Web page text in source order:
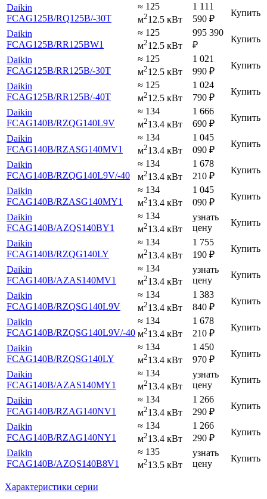
Daikin
FCAG125B/RQ125B/-30T
≈ 125
м212.5 кВт
1 111
590 ₽
Купить
Daikin
FCAG125B/RR125BW1
≈ 125
м212.5 кВт
995 390
₽
Купить
Daikin
FCAG125B/RR125B/-30T
≈ 125
м212.5 кВт
1 021
990 ₽
Купить
Daikin
FCAG125B/RR125B/-40T
≈ 125
м212.5 кВт
1 024
790 ₽
Купить
Daikin
FCAG140B/RZQG140L9V
≈ 134
м213.4 кВт
1 666
690 ₽
Купить
Daikin
FCAG140B/RZASG140MV1
≈ 134
м213.4 кВт
1 045
090 ₽
Купить
Daikin
FCAG140B/RZQG140L9V/-40
≈ 134
м213.4 кВт
1 678
210 ₽
Купить
Daikin
FCAG140B/RZASG140MY1
≈ 134
м213.4 кВт
1 045
090 ₽
Купить
Daikin
FCAG140B/AZQS140BY1
≈ 134
м213.4 кВт
узнать
цену
Купить
Daikin
FCAG140B/RZQG140LY
≈ 134
м213.4 кВт
1 755
190 ₽
Купить
Daikin
FCAG140B/AZAS140MV1
≈ 134
м213.4 кВт
узнать
цену
Купить
Daikin
FCAG140B/RZQSG140L9V
≈ 134
м213.4 кВт
1 383
840 ₽
Купить
Daikin
FCAG140B/RZQSG140L9V/-40
≈ 134
м213.4 кВт
1 678
210 ₽
Купить
Daikin
FCAG140B/RZQSG140LY
≈ 134
м213.4 кВт
1 450
970 ₽
Купить
Daikin
FCAG140B/AZAS140MY1
≈ 134
м213.4 кВт
узнать
цену
Купить
Daikin
FCAG140B/RZAG140NV1
≈ 134
м213.4 кВт
1 266
290 ₽
Купить
Daikin
FCAG140B/RZAG140NY1
≈ 134
м213.4 кВт
1 266
290 ₽
Купить
Daikin
FCAG140B/AZQS140B8V1
≈ 135
м213.5 кВт
узнать
цену
Купить
Характеристики серии